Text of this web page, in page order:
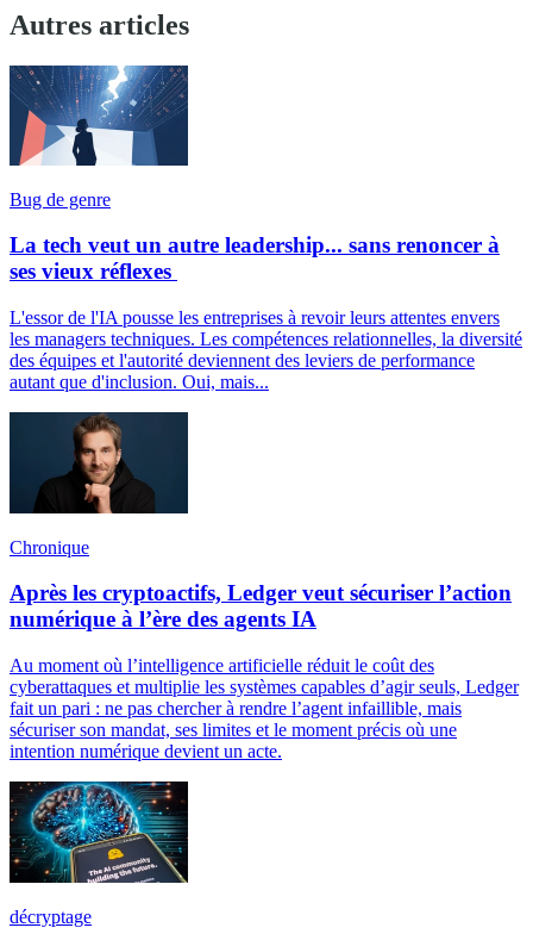
Autres articles
Bug de genre
La tech veut un autre leadership... sans renoncer à
ses vieux réflexes
L'essor de l'IA pousse les entreprises à revoir leurs attentes envers
les managers techniques. Les compétences relationnelles, la diversité
des équipes et l'autorité deviennent des leviers de performance
autant que d'inclusion. Oui, mais...
Chronique
Après les cryptoactifs, Ledger veut sécuriser l’action
numérique à l’ère des agents IA
Au moment où l’intelligence artificielle réduit le coût des
cyberattaques et multiplie les systèmes capables d’agir seuls, Ledger
fait un pari : ne pas chercher à rendre l’agent infaillible, mais
sécuriser son mandat, ses limites et le moment précis où une
intention numérique devient un acte.
décryptage